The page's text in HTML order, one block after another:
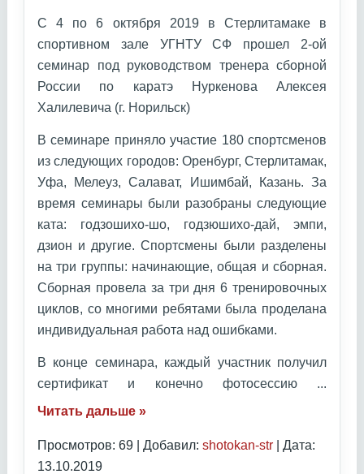
С 4 по 6 октября 2019 в Стерлитамаке в
спортивном зале УГНТУ СФ прошел 2-ой
семинар под руководством тренера сборной
России по каратэ Нуркенова Алексея
Халилевича (г. Норильск)
В семинаре приняло участие 180 спортсменов
из следующих городов: Оренбург, Стерлитамак,
Уфа, Мелеуз, Салават, Ишимбай, Казань. За
время семинары были разобраны следующие
ката: годзошихо-шо, годзюшихо-дай, эмпи,
дзион и другие. Спортсмены были разделены
на три группы: начинающие, общая и сборная.
Сборная провела за три дня 6 тренировочных
циклов, со многими ребятами была проделана
индивидуальная работа над ошибками.
В конце семинара, каждый участник получил
сертификат и конечно фотосессию ...
Читать дальше »
Просмотров: 69 | Добавил: shotokan-str | Дата:
13.10.2019